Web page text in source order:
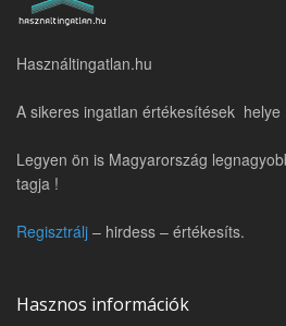
Használtingatlan.hu
A sikeres ingatlan értékesítések helye
Legyen ön is Magyarország
tagja !
Regisztrálj – hirdess – értékesíts.
Hasznos információk